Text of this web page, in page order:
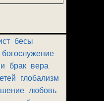
бесы
богослужение
брак вера
глобализм
любовь